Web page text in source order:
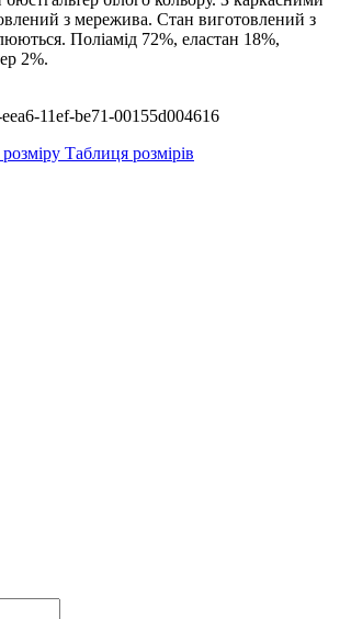
з мережива. Стан виготовлений з
Поліамід 72%, еластан 18%,
2%.
11ef-be71-00155d004616
Таблиця розмірів